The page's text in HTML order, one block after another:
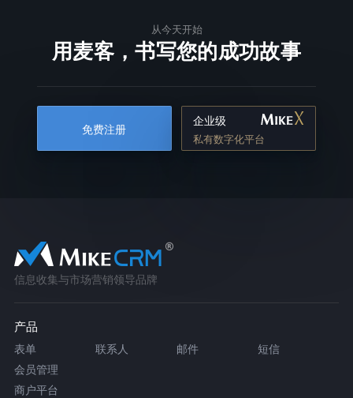
从今天开始
用麦客，书写您的成功故事
免费注册
企业级
私有数字化平台
信息收集与市场营销领导品牌
产品
表单 联系人 邮件
短信
会员管理
商户平台